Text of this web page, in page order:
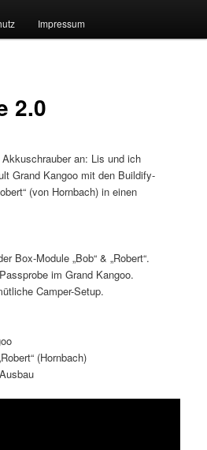
Impressum
2.0
an: Lis und ich
Grand Kangoo mit den Buildify-
(von Hornbach) in einen
Box-Module „Bob“ & „Robert“.
im Grand Kangoo.
Camper-Setup.
(Hornbach)